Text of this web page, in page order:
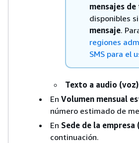
mensajes
disponibles
mensaje.
regiones
SMS para el
Texto a audio (voz)
En Volumen mensual
número estimado de
En Sede de la empresa
continuación.